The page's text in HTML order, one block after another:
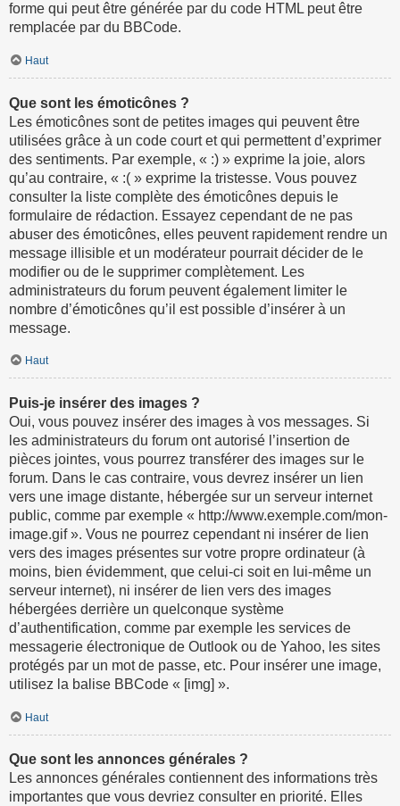
forme qui peut être générée par du code HTML peut être
remplacée par du BBCode.
Haut
Que sont les émoticônes ?
Les émoticônes sont de petites images qui peuvent être
utilisées grâce à un code court et qui permettent d’exprimer
des sentiments. Par exemple, « :) » exprime la joie, alors
qu’au contraire, « :( » exprime la tristesse. Vous pouvez
consulter la liste complète des émoticônes depuis le
formulaire de rédaction. Essayez cependant de ne pas
abuser des émoticônes, elles peuvent rapidement rendre un
message illisible et un modérateur pourrait décider de le
modifier ou de le supprimer complètement. Les
administrateurs du forum peuvent également limiter le
nombre d’émoticônes qu’il est possible d’insérer à un
message.
Haut
Puis-je insérer des images ?
Oui, vous pouvez insérer des images à vos messages. Si
les administrateurs du forum ont autorisé l’insertion de
pièces jointes, vous pourrez transférer des images sur le
forum. Dans le cas contraire, vous devrez insérer un lien
vers une image distante, hébergée sur un serveur internet
public, comme par exemple « http://www.exemple.com/mon-
image.gif ». Vous ne pourrez cependant ni insérer de lien
vers des images présentes sur votre propre ordinateur (à
moins, bien évidemment, que celui-ci soit en lui-même un
serveur internet), ni insérer de lien vers des images
hébergées derrière un quelconque système
d’authentification, comme par exemple les services de
messagerie électronique de Outlook ou de Yahoo, les sites
protégés par un mot de passe, etc. Pour insérer une image,
utilisez la balise BBCode « [img] ».
Haut
Que sont les annonces générales ?
Les annonces générales contiennent des informations très
importantes que vous devriez consulter en priorité. Elles